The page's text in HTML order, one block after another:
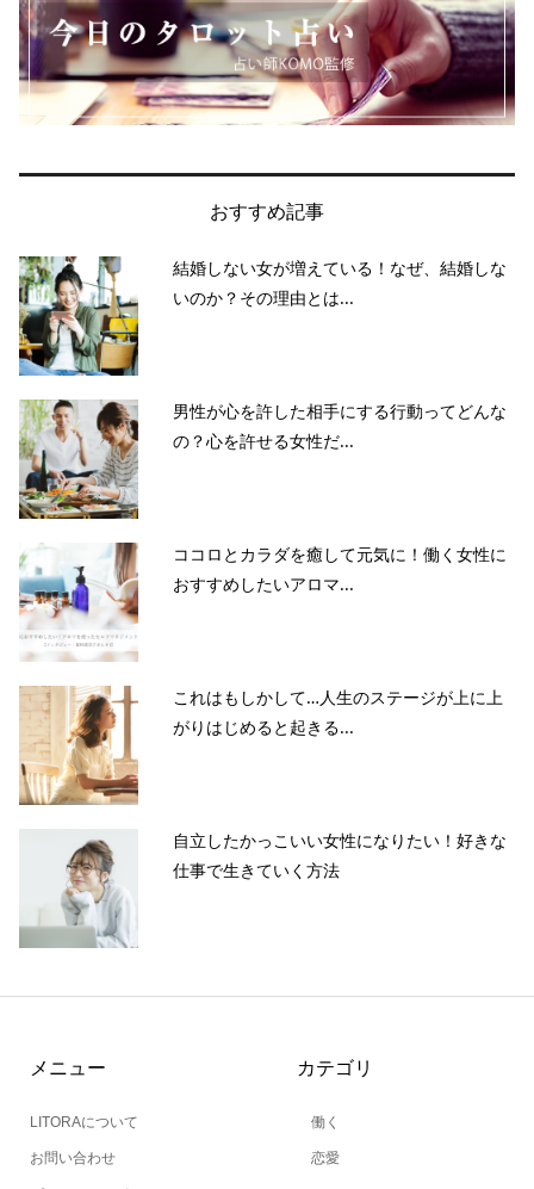
おすすめ記事
結婚しない女が増えている！なぜ、結婚しな
いのか？その理由とは...
男性が心を許した相手にする行動ってどんな
の？心を許せる女性だ...
ココロとカラダを癒して元気に！働く女性に
おすすめしたいアロマ...
これはもしかして…人生のステージが上に上
がりはじめると起きる...
自立したかっこいい女性になりたい！好きな
仕事で生きていく方法
メニュー
LITORAについて
お問い合わせ
カテゴリ
働く
恋愛